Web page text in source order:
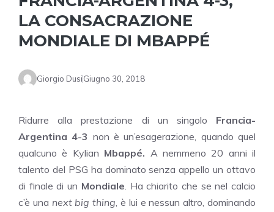
LA CONSACRAZIONE
MONDIALE DI MBAPPÉ
Giorgio DusiGiugno 30, 2018
Ridurre alla prestazione di un singolo Francia-
Argentina 4-3 non è un’esagerazione, quando quel
qualcuno è Kylian Mbappé. A nemmeno 20 anni il
talento del PSG ha dominato senza appello un ottavo
di finale di un Mondiale. Ha chiarito che se nel calcio
c’è una next big thing, è lui e nessun altro, dominando